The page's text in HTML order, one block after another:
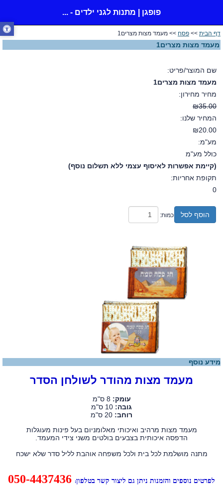
פופגן | מתנות לגני ילדים - ...
דף הבית >> פסח >> מעמד מצות מצרים1
מעמד מצות מצרים1
שם המוצר/פריט:
מעמד מצות מצרים1
מחיר מחירון:
₪35.00
המחיר שלנו:
₪20.00
מע"מ:
כולל מע"מ
(קיימת אפשרות לאיסוף עצמי ללא תשלום נוסף)
תקופת אחריות:
0
הוסף לסל כמות:
מידע נוסף
מעמד מצות מהודר לשולחן הסדר
עומק:
גובה:
רוחב:
מעמד מצות מרהיב ואיכותי מאלומניום בעל פינות מעוגלות
הדפסה איכותית בצבעים בולטים משני צידי המעמד.
מתנה מושלמת לכל בית ולכל משפחה אוהבת לליל סדר שלא ישכח
לפרטים נוספים והזמנות ניתן גם ליצור קשר בטלפון:
050-4437436